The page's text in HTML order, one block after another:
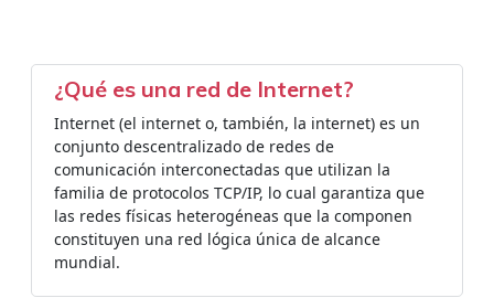
¿Qué es una red de Internet?
Internet (el internet o, también, la internet)​ es un
conjunto descentralizado de redes de
comunicación interconectadas que utilizan la
familia de protocolos TCP/IP, lo cual garantiza que
las redes físicas heterogéneas que la componen
constituyen una red lógica única de alcance
mundial.